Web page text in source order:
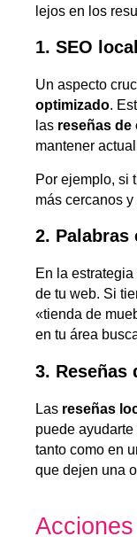
lejos en los
1. SEO
Un aspecto
optimizado.
las reseñas de
mantener
Por ejemplo, si
más cercanos
2. Palabras
En la estrategia
de tu web. Si
«tienda de
en tu área
3.
Las reseñas
puede
tanto como en
que dejen una